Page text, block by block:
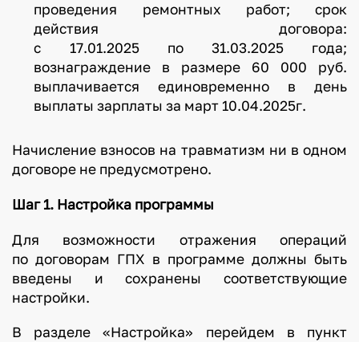
проведения ремонтных работ; срок
действия договора:
с 17.01.2025 по 31.03.2025 года;
вознаграждение в размере 60 000 руб.
выплачивается единовременно в день
выплаты зарплаты за март 10.04.2025г.
Начисление взносов на травматизм ни в одном
договоре не предусмотрено.
Шаг 1. Настройка программы
Для возможности отражения операций
по договорам ГПХ в программе должны быть
введены и сохранены соответствующие
настройки.
В разделе «Настройка» перейдем в пункт